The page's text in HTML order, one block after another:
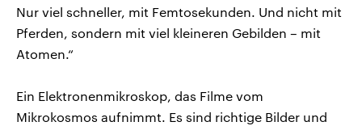
Nur viel schneller, mit Femtosekunden. Und nicht mit
Pferden, sondern mit viel kleineren Gebilden – mit
Atomen.“
Ein Elektronenmikroskop, das Filme vom
Mikrokosmos aufnimmt. Es sind richtige Bilder und